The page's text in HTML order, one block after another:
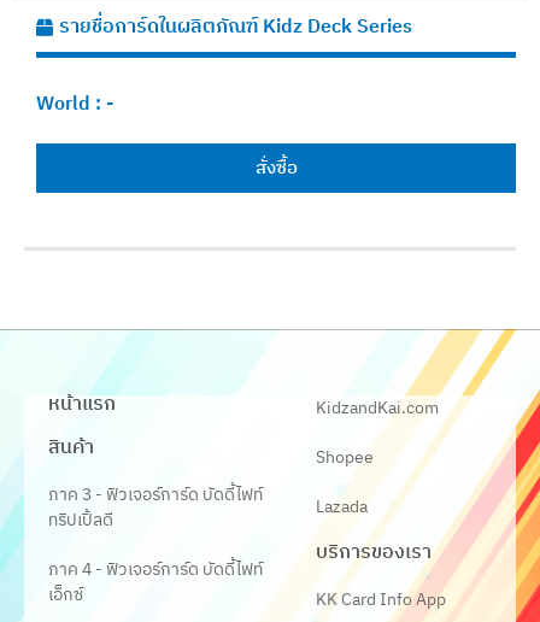
รายชื่อการ์ดในผลิตภัณฑ์ Kidz Deck Series
World : -
สั่งซื้อ
หน้าแรก
สินค้า
ภาค 3 - ฟิวเจอร์การ์ด บัดดี้ไฟท์
ทริปเปิ้ลดี
ภาค 4 - ฟิวเจอร์การ์ด บัดดี้ไฟท์
เอ็กซ์
KidzandKai.com
Shopee
Lazada
บริการของเรา
KK Card Info App